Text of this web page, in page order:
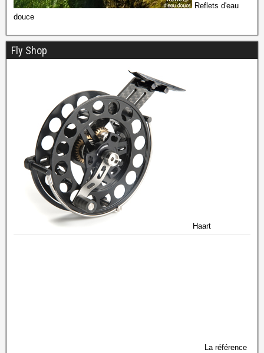
Reflets d'eau
douce
Fly Shop
Haart
La référence